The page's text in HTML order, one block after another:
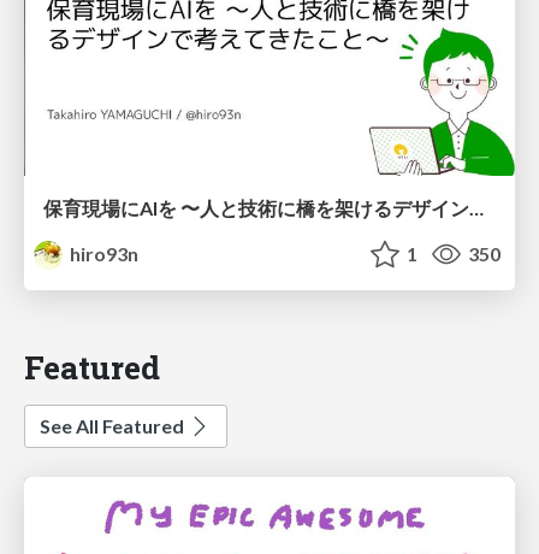
保育現場にAIを 〜人と技術に橋を架けるデザインで考えてきたこと〜 uiuxcamp2026-hoiku-ai-design
hiro93n
1 350
Featured
See All Featured